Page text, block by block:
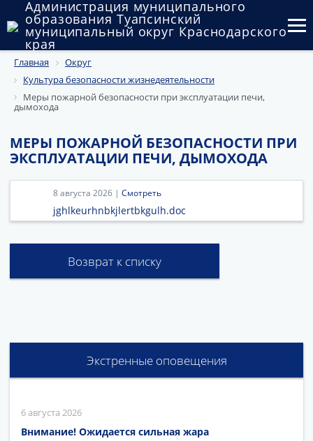
Администрация муниципального
образования Туапсинский
муниципальный округ Краснодарского
края
Округ
Администрация
Государственный и муниципальный контроль
Муниципальное имущество
Публичные слушания и общественные обсуждения
Главная
Округ
Культура безопасности жизнедеятельности
Меры пожарной безопасности при эксплуатации печи,
дымохода
МЕРЫ ПОЖАРНОЙ БЕЗОПАСНОСТИ ПРИ
ЭКСПЛУАТАЦИИ ПЕЧИ, ДЫМОХОДА
8 августа 2026 | Смотреть
jghlkeurhnbkjlertbkgulh.doc
Возврат к списку
Экстренные оповещения
6 августа 2026
Внимание! Ожидается сильная жара